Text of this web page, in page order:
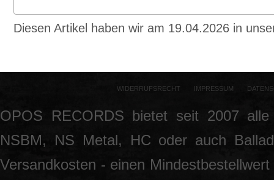
Diesen Artikel haben wir am 19.04.2026 in
WIDERRUFSRECHT IMPRESSUM
OPOS RECORDS bietet seit 2007
NSBM, NS Metal, HC oder auch
Versandkosten - einen